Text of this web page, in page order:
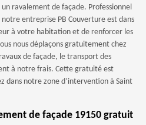
ravalement de façade. Professionnel
entreprise PB Couverture est dans
à votre habitation et de renforcer les
nous déplaçons gratuitement chez
de façade, le transport des
à notre frais. Cette gratuité est
dans notre zone d’intervention à Saint
de façade 19150 gratuit